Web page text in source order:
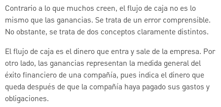
Contrario a lo que muchos creen, el flujo de caja no es lo
mismo que las ganancias. Se trata de un error comprensible.
No obstante, se trata de dos conceptos claramente distintos.
El flujo de caja es el dinero que entra y sale de la empresa. Por
otro lado, las ganancias representan la medida general del
éxito financiero de una compañía, pues indica el dinero que
queda después de que la compañía haya pagado sus gastos y
obligaciones.